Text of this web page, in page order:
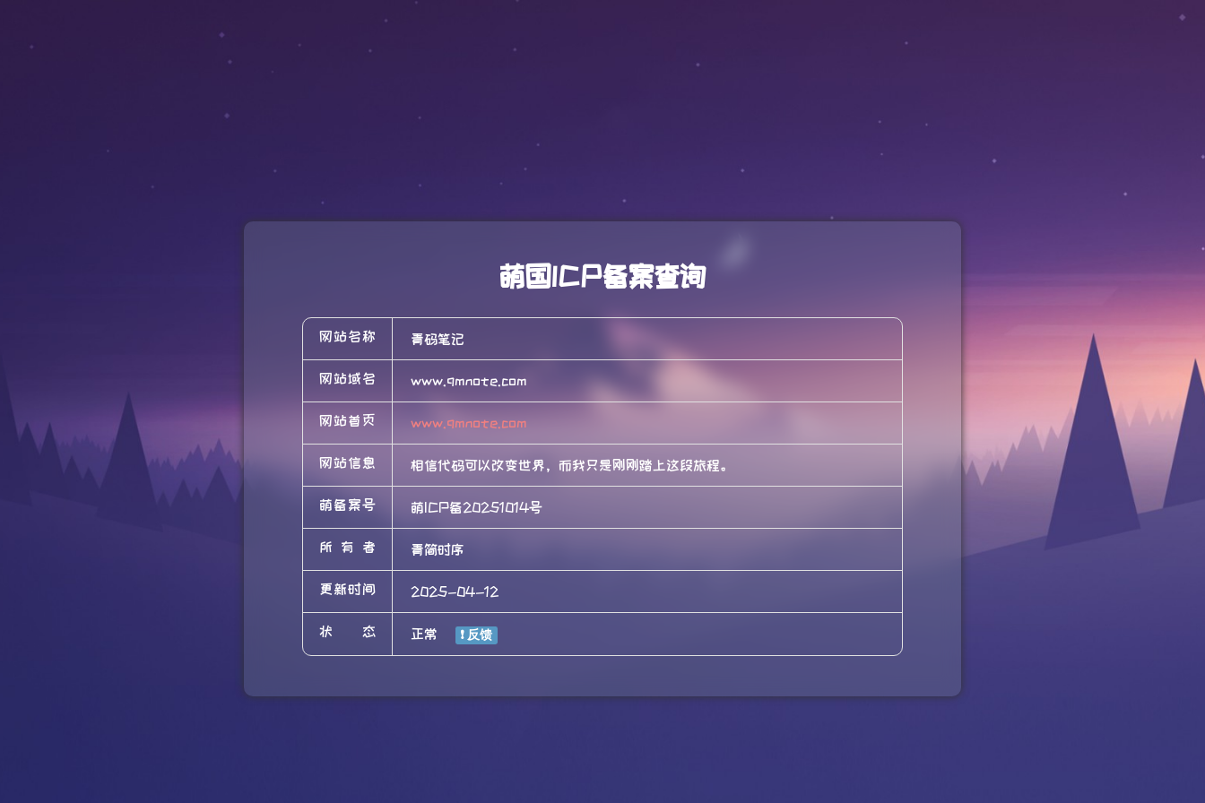
萌国ICP备案查询
网站名称 青码笔记
网站域名 www.qmnote.com
网站首页 www.qmnote.com
网站信息 相信代码可以改变世界，而我只是刚刚踏上这段旅程。
萌备案号 萌ICP备20251014号
所有者 青简时序
更新时间 2025-04-12
状态 正常